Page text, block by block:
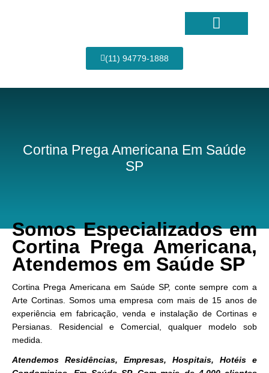
(11) 94779-1888
Cortina Prega Americana Em Saúde
SP
Somos Especializados em
Cortina Prega Americana,
Atendemos em Saúde SP
Cortina Prega Americana em Saúde SP, conte sempre com a
Arte Cortinas. Somos uma empresa com mais de 15 anos de
experiência em fabricação, venda e instalação de Cortinas e
Persianas. Residencial e Comercial, qualquer modelo sob
medida.
Atendemos Residências, Empresas, Hospitais, Hotéis e